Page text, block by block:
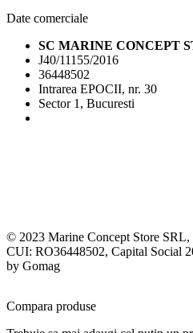
Date comerciale
SC MARINE CONCEPT
J40/11155/2016
36448502
Intrarea EPOCII, nr. 30
Sector 1, Bucuresti
© 2023 Marine Concept Store SRL,
CUI: RO36448502, Capital Social
by Gomag
Compara produse